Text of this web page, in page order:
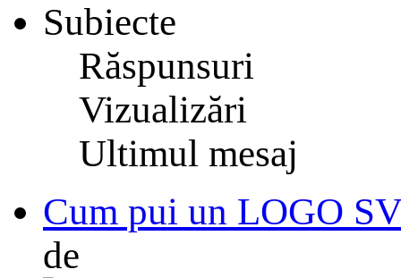
Subiecte
Răspunsuri
Vizualizări
Ultimul mesaj
Cum pui un LOGO
de